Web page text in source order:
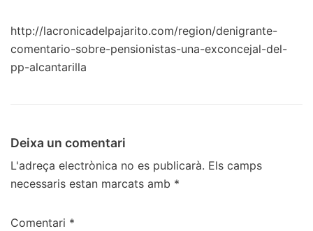
http://lacronicadelpajarito.com/region/denigrante-
comentario-sobre-pensionistas-una-exconcejal-del-
pp-alcantarilla
Deixa un comentari
L'adreça electrònica no es publicarà. Els camps
necessaris estan marcats amb *
Comentari *